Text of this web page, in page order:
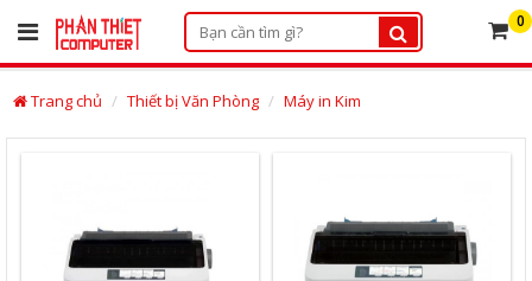
×
mục
bàn:
0252.3834.130
0
Trang chủ Thiết bị Văn Phòng Máy in Kim